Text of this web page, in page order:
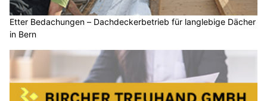
Etter Bedachungen – Dachdeckerbetrieb für langlebige Dächer
in Bern